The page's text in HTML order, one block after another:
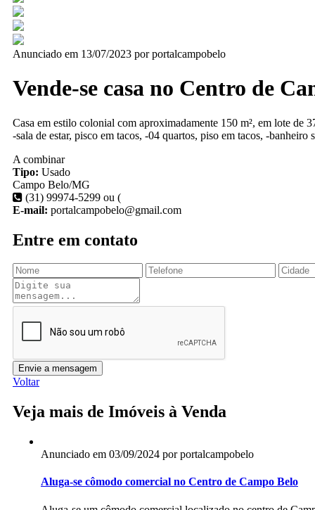
Anunciado em 13/07/2023 por portalcampobelo
Vende-se casa no Centro de
Casa em estilo colonial com aproximadamente 150 m², em lote de
-sala de estar, pisco em tacos, -04 quartos, piso em tacos, -
A combinar
Tipo: Usado
Campo Belo/MG
(31) 99974-5299 ou (
E-mail: portalcampobelo@gmail.com
Entre em contato
Envie a mensagem
Voltar
Veja mais de Imóveis à Venda
Anunciado em 03/09/2024 por portalcampobelo
Aluga-se cômodo comercial no Centro de Campo Belo